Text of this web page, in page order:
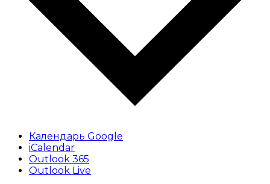
Календарь Google
iCalendar
Outlook 365
Outlook Live